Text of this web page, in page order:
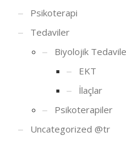
Psikoterapi
Tedaviler
Biyolojik
EKT
İlaçlar
Psikoterapiler
Uncategorized @tr